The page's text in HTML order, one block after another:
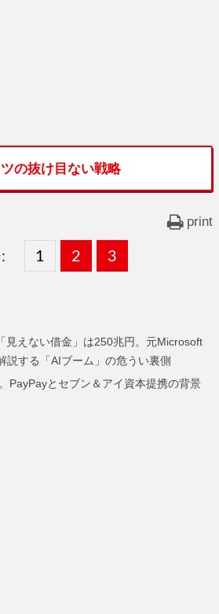
の抜け目ない戦略
print
固
ー
ジ
1 ,
固
ー
ジ
2 ,
固
ー
ジ
3
見えない借金」は250兆円。元Microsoft
説する「AIブーム」の危うい裏側
PayPayとセブン＆アイ資本提携の背景